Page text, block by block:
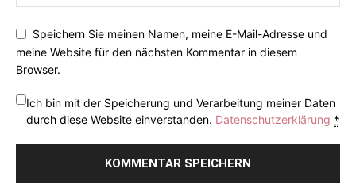
Speichern Sie meinen Namen, meine E-Mail-Adresse und
meine Website für den nächsten Kommentar in diesem
Browser.
Ich bin mit der Speicherung und Verarbeitung meiner Daten
durch diese Website einverstanden. Datenschutzerklärung *